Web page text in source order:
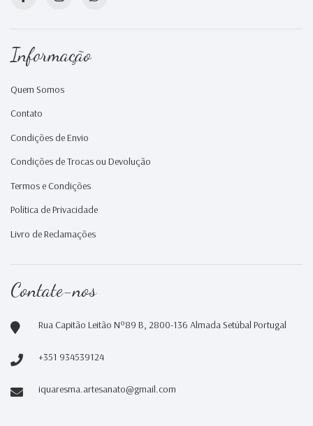
Informação
Quem Somos
Contato
Condições de Envio
Condições de Trocas ou Devolução
Termos e Condições
Política de Privacidade
Livro de Reclamações
Contate-nos
Rua Capitão Leitão Nº89 B, 2800-136 Almada Setúbal Portugal
+351 934539124
iquaresma.artesanato@gmail.com